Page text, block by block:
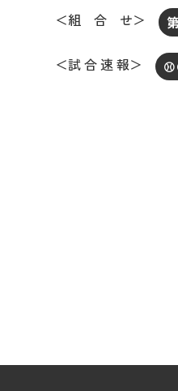
＜組 合 せ＞
＜試 合 速 報＞